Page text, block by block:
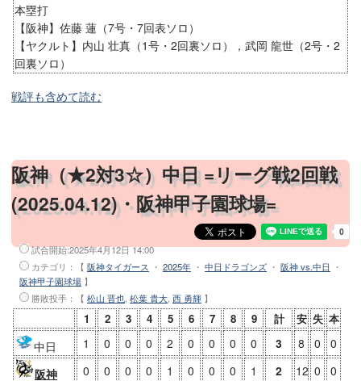
本塁打
【阪神】佐藤 蓮（7号・7回表ソロ）
【ヤクルト】内山 壮真（1号・2回裏ソロ），武岡 龍世（2号・2
回裏ソロ）
戦評も含めて読む
阪神（★2対3☆）中日 =リーグ戦2回戦
(2025.04.12)・阪神甲子園球場=
試合開始:2025年4月12日 14:00
カテゴリ：【 阪神タイガース ・ 2025年 ・ 中日ドラゴンズ ・ 阪神 vs.中日
・
阪神甲子園球場 】
勝敗投手 ：【 松山 晋也 松葉 貴大 西 勇輝 】
1 2 3 4 5 6 7 8 9 計 安 失 本
中日 1 0 0 0 2 0 0 0 0 3 8 0
0
阪神
0 0 0 0 1 0 0 0 1 2 12 0 0